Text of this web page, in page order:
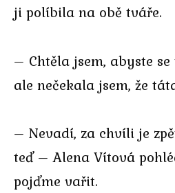
ji políbila na obě tváře.
– Chtěla jsem, abyste
ale nečekala jsem, že
– Nevadí, za chvíli je
teď – Alena Vítová
pojďme vařit.